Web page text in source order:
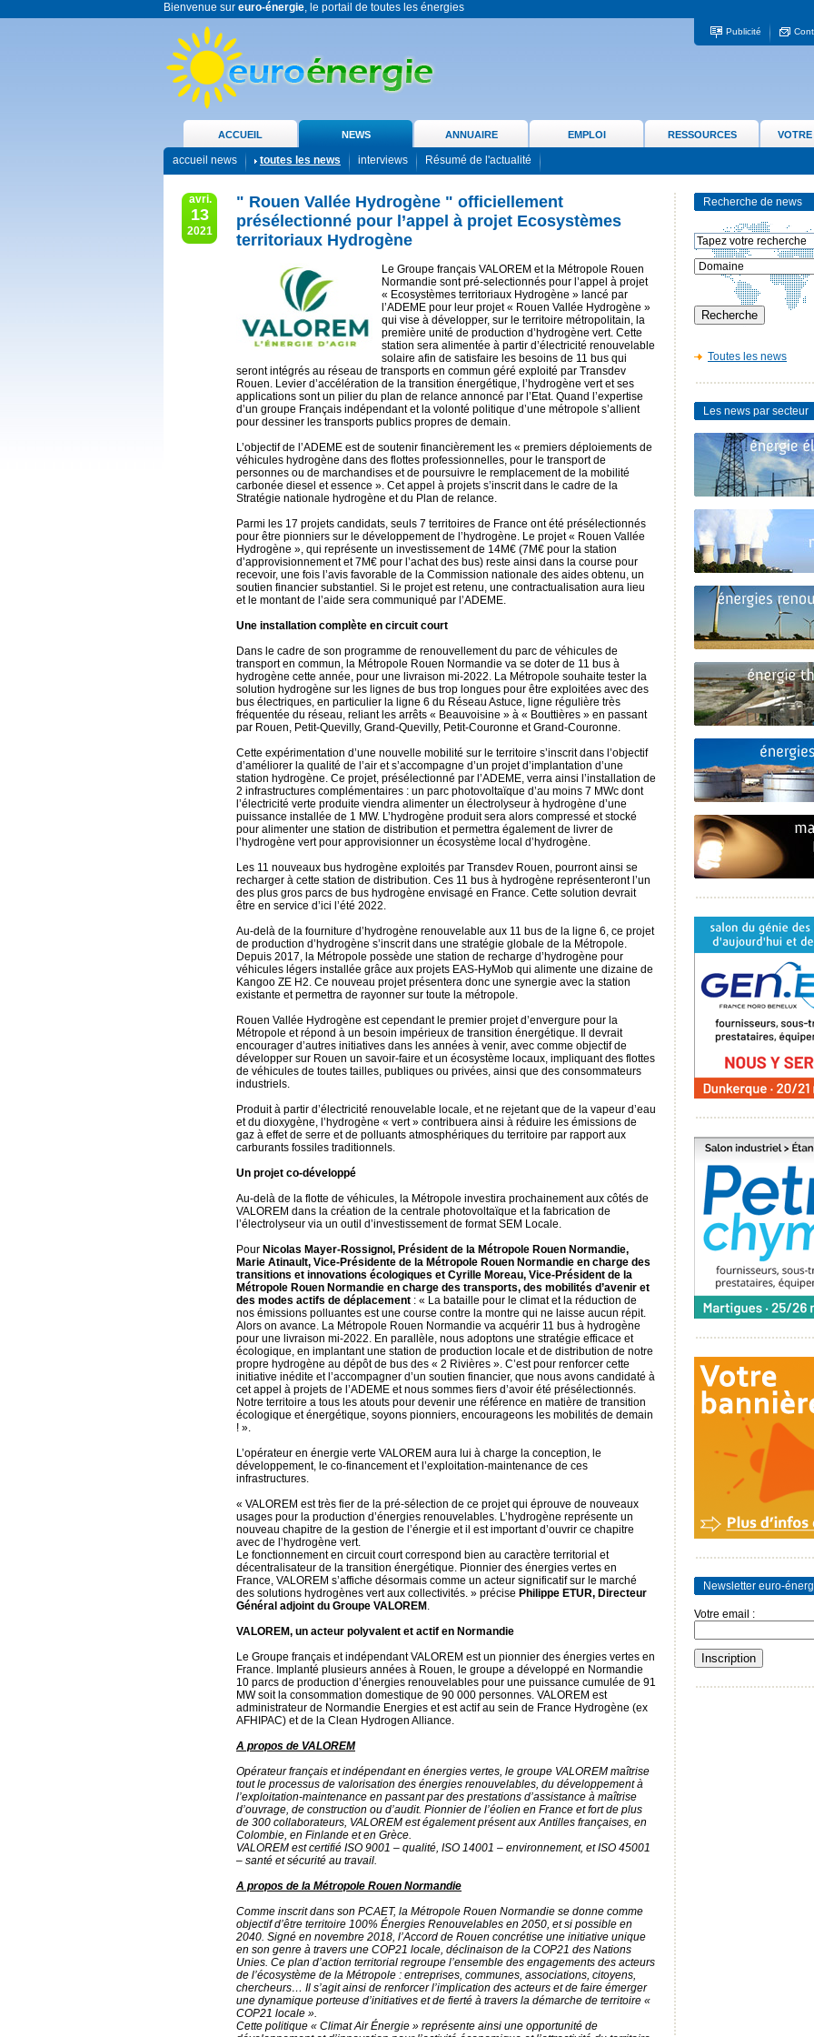
Bienvenue sur euro-énergie, le portail de toutes les énergies
Publicité
ACCUEIL NEWS ANNUAIRE EMPLOI RESSOURCES
accueil news toutes les news interviews Résumé de l'actualité
avri.
13
2021
" Rouen Vallée Hydrogène " officiellement
présélectionné pour l’appel à projet Ecosystèmes
territoriaux Hydrogène
Le Groupe français VALOREM et la Métropole Rouen
Normandie sont pré-selectionnés pour l’appel à projet
« Ecosystèmes territoriaux Hydrogène » lancé par
l’ADEME pour leur projet « Rouen Vallée Hydrogène »
qui vise à développer, sur le territoire métropolitain, la
première unité de production d’hydrogène vert. Cette
station sera alimentée à partir d’électricité renouvelable
solaire afin de satisfaire les besoins de 11 bus qui
seront intégrés au réseau de transports en commun géré exploité par Transdev
Rouen. Levier d’accélération de la transition énergétique, l’hydrogène vert et ses
applications sont un pilier du plan de relance annoncé par l’Etat. Quand l’expertise
d’un groupe Français indépendant et la volonté politique d’une métropole s’allient
pour dessiner les transports publics propres de demain.
L’objectif de l’ADEME est de soutenir financièrement les « premiers déploiements de
véhicules hydrogène dans des flottes professionnelles, pour le transport de
personnes ou de marchandises et de poursuivre le remplacement de la mobilité
carbonée diesel et essence ». Cet appel à projets s’inscrit dans le cadre de la
Stratégie nationale hydrogène et du Plan de relance.
Parmi les 17 projets candidats, seuls 7 territoires de France ont été présélectionnés
pour être pionniers sur le développement de l’hydrogène. Le projet « Rouen Vallée
Hydrogène », qui représente un investissement de 14M€ (7M€ pour la station
d’approvisionnement et 7M€ pour l’achat des bus) reste ainsi dans la course pour
recevoir, une fois l’avis favorable de la Commission nationale des aides obtenu, un
soutien financier substantiel. Si le projet est retenu, une contractualisation aura lieu
et le montant de l’aide sera communiqué par l’ADEME.
Une installation complète en circuit court
Dans le cadre de son programme de renouvellement du parc de véhicules de
transport en commun, la Métropole Rouen Normandie va se doter de 11 bus à
hydrogène cette année, pour une livraison mi-2022. La Métropole souhaite tester la
solution hydrogène sur les lignes de bus trop longues pour être exploitées avec des
bus électriques, en particulier la ligne 6 du Réseau Astuce, ligne régulière très
fréquentée du réseau, reliant les arrêts « Beauvoisine » à « Bouttières » en passant
par Rouen, Petit-Quevilly, Grand-Quevilly, Petit-Couronne et Grand-Couronne.
Cette expérimentation d’une nouvelle mobilité sur le territoire s’inscrit dans l’objectif
d’améliorer la qualité de l’air et s’accompagne d’un projet d’implantation d’une
station hydrogène. Ce projet, présélectionné par l’ADEME, verra ainsi l’installation de
2 infrastructures complémentaires : un parc photovoltaïque d’au moins 7 MWc dont
l’électricité verte produite viendra alimenter un électrolyseur à hydrogène d’une
puissance installée de 1 MW. L’hydrogène produit sera alors compressé et stocké
pour alimenter une station de distribution et permettra également de livrer de
l’hydrogène vert pour approvisionner un écosystème local d’hydrogène.
Les 11 nouveaux bus hydrogène exploités par Transdev Rouen, pourront ainsi se
recharger à cette station de distribution. Ces 11 bus à hydrogène représenteront l’un
des plus gros parcs de bus hydrogène envisagé en France. Cette solution devrait
être en service d’ici l’été 2022.
Au-delà de la fourniture d’hydrogène renouvelable aux 11 bus de la ligne 6, ce projet
de production d’hydrogène s’inscrit dans une stratégie globale de la Métropole.
Depuis 2017, la Métropole possède une station de recharge d’hydrogène pour
véhicules légers installée grâce aux projets EAS-HyMob qui alimente une dizaine de
Kangoo ZE H2. Ce nouveau projet présentera donc une synergie avec la station
existante et permettra de rayonner sur toute la métropole.
Rouen Vallée Hydrogène est cependant le premier projet d’envergure pour la
Métropole et répond à un besoin impérieux de transition énergétique. Il devrait
encourager d’autres initiatives dans les années à venir, avec comme objectif de
développer sur Rouen un savoir-faire et un écosystème locaux, impliquant des flottes
de véhicules de toutes tailles, publiques ou privées, ainsi que des consommateurs
industriels.
Produit à partir d’électricité renouvelable locale, et ne rejetant que de la vapeur d’eau
et du dioxygène, l’hydrogène « vert » contribuera ainsi à réduire les émissions de
gaz à effet de serre et de polluants atmosphériques du territoire par rapport aux
carburants fossiles traditionnels.
Un projet co-développé
Au-delà de la flotte de véhicules, la Métropole investira prochainement aux côtés de
VALOREM dans la création de la centrale photovoltaïque et la fabrication de
l’électrolyseur via un outil d’investissement de format SEM Locale.
Pour Nicolas Mayer-Rossignol, Président de la Métropole Rouen Normandie,
Marie Atinault, Vice-Présidente de la Métropole Rouen Normandie en charge des
transitions et innovations écologiques et Cyrille Moreau, Vice-Président de la
Métropole Rouen Normandie en charge des transports, des mobilités d’avenir et
des modes actifs de déplacement : « La bataille pour le climat et la réduction de
nos émissions polluantes est une course contre la montre qui ne laisse aucun répit.
Alors on avance. La Métropole Rouen Normandie va acquérir 11 bus à hydrogène
pour une livraison mi-2022. En parallèle, nous adoptons une stratégie efficace et
écologique, en implantant une station de production locale et de distribution de notre
propre hydrogène au dépôt de bus des « 2 Rivières ». C’est pour renforcer cette
initiative inédite et l’accompagner d’un soutien financier, que nous avons candidaté à
cet appel à projets de l’ADEME et nous sommes fiers d’avoir été présélectionnés.
Notre territoire a tous les atouts pour devenir une référence en matière de transition
écologique et énergétique, soyons pionniers, encourageons les mobilités de demain
! ».
L’opérateur en énergie verte VALOREM aura lui à charge la conception, le
développement, le co-financement et l’exploitation-maintenance de ces
infrastructures.
« VALOREM est très fier de la pré-sélection de ce projet qui éprouve de nouveaux
usages pour la production d’énergies renouvelables. L’hydrogène représente un
nouveau chapitre de la gestion de l’énergie et il est important d’ouvrir ce chapitre
avec de l’hydrogène vert.
Le fonctionnement en circuit court correspond bien au caractère territorial et
décentralisateur de la transition énergétique. Pionnier des énergies vertes en
France, VALOREM s’affiche désormais comme un acteur significatif sur le marché
des solutions hydrogènes vert aux collectivités. » précise Philippe ETUR, Directeur
Général adjoint du Groupe VALOREM .
VALOREM, un acteur polyvalent et actif en Normandie
Le Groupe français et indépendant VALOREM est un pionnier des énergies vertes en
France. Implanté plusieurs années à Rouen, le groupe a développé en Normandie
10 parcs de production d’énergies renouvelables pour une puissance cumulée de 91
MW soit la consommation domestique de 90 000 personnes. VALOREM est
administrateur de Normandie Energies et est actif au sein de France Hydrogène (ex
AFHIPAC) et de la Clean Hydrogen Alliance.
A propos de VALOREM
Opérateur français et indépendant en énergies vertes, le groupe VALOREM maîtrise
tout le processus de valorisation des énergies renouvelables, du développement à
l’exploitation-maintenance en passant par des prestations d’assistance à maîtrise
d’ouvrage, de construction ou d’audit. Pionnier de l’éolien en France et fort de plus
de 300 collaborateurs, VALOREM est également présent aux Antilles françaises, en
Colombie, en Finlande et en Grèce.
VALOREM est certifié ISO 9001 – qualité, ISO 14001 – environnement, et ISO 45001
– santé et sécurité au travail.
A propos de la Métropole Rouen Normandie
Comme inscrit dans son PCAET, la Métropole Rouen Normandie se donne comme
objectif d’être territoire 100% Énergies Renouvelables en 2050, et si possible en
2040. Signé en novembre 2018, l’Accord de Rouen concrétise une initiative unique
en son genre à travers une COP21 locale, déclinaison de la COP21 des Nations
Unies. Ce plan d’action territorial regroupe l’ensemble des engagements des acteurs
de l’écosystème de la Métropole : entreprises, communes, associations, citoyens,
chercheurs… Il s’agit ainsi de renforcer l’implication des acteurs et de faire émerger
une dynamique porteuse d’initiatives et de fierté à travers la démarche de territoire «
COP21 locale ».
Cette politique « Climat Air Énergie » représente ainsi une opportunité de
Recherche de news
Toutes les news
Les news par secteur
Newsletter euro-
Votre email :